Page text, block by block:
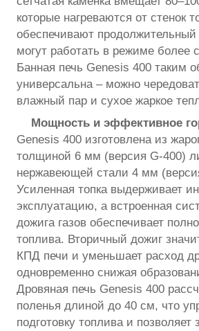
которые нагреваются от стенок
обеспечивают продолжительный
могут работать в режиме более
Банная печь Genesis 400 таким
универсальна – можно
влажный пар и сухое жаркое
Мощность и эффективное
Genesis 400 изготовлена из
толщиной 6 мм (версия G-400)
нержавеющей стали 4 мм
Усиленная топка выдерживает
эксплуатацию, а встроенная
дожига газов обеспечивает
топлива. Вторичный дожиг
КПД печи и уменьшает расход
одновременно снижая
Дровяная печь Genesis 400
поленья длиной до 40 см, что
подготовку топлива и позволяет